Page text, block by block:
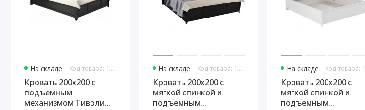
На складе Код товара: 10885
Кровать 200x200 с
подъемным
механизмом Тиволи
На складе Код товара: 10945
Кровать 200x200 с
мягкой спинкой и
подъемным
На складе
Кровать 200x200 с
мягкой спинкой и
подъемным